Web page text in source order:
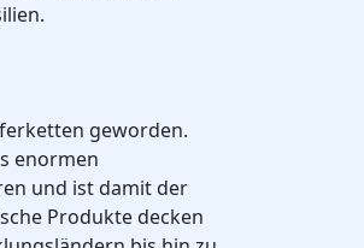
geworden.
enormen
und ist damit der
Produkte decken